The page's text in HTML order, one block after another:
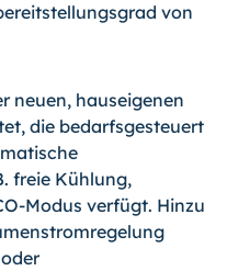
von
neuen, hauseigenen
die bedarfsgesteuert
freie Kühlung,
Modus verfügt. Hinzu